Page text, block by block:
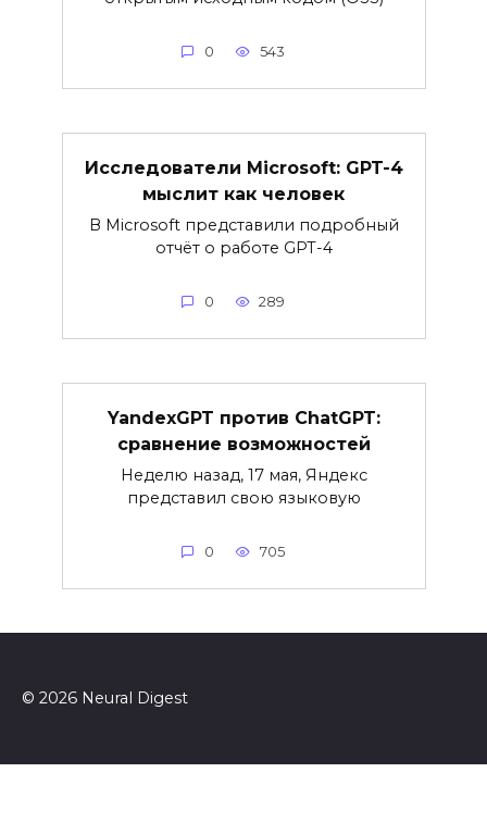
0 543
Исследователи Microsoft: GPT-4
мыслит как человек
В Microsoft представили подробный
отчёт о работе GPT-4
0 289
YandexGPT против ChatGPT:
сравнение возможностей
Неделю назад, 17 мая, Яндекс
представил свою языковую
0 705
© 2026 Neural Digest